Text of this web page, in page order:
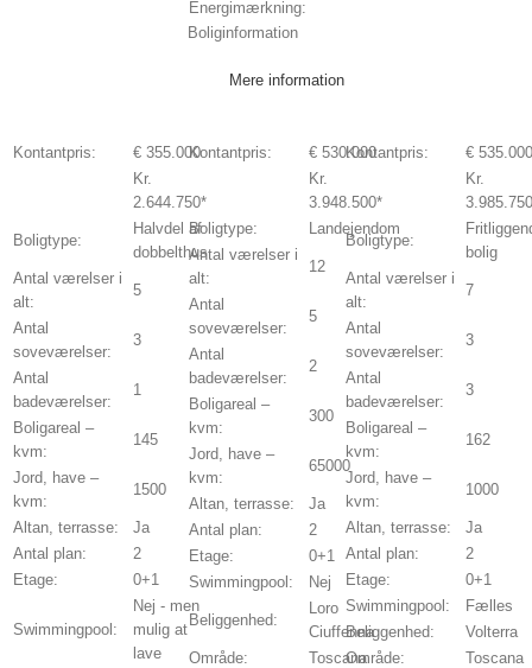
Energimærkning:
Boliginformation
Mere information
Kontantpris:
€ 355.000
Kr.
2.644.750*
Boligtype:
Halvdel af
dobbelthus
Antal værelser i
alt:
5
Antal
soveværelser:
3
Antal
badeværelser:
1
Boligareal –
kvm:
145
Jord, have –
kvm:
1500
Altan, terrasse:
Ja
Antal plan:
2
Etage:
0+1
Swimmingpool:
Nej - men
mulig at
lave
Kontantpris:
€ 530.000
Kr.
3.948.500*
Boligtype:
Landejendom
Antal værelser i
alt:
12
Antal
soveværelser:
5
Antal
badeværelser:
2
Boligareal –
kvm:
300
Jord, have –
kvm:
65000
Altan, terrasse:
Ja
Antal plan:
2
Etage:
0+1
Swimmingpool:
Nej
Beliggenhed:
Loro
Ciuffenna
Område:
Toscana
Kontantpris:
€ 535.000
Kr.
Boligtype:
bolig
Antal værelser i
alt:
7
Antal
soveværelser:
3
Antal
badeværelser:
3
Boligareal –
kvm:
162
Jord, have –
kvm:
1000
Altan, terrasse:
Ja
Antal plan:
2
Etage:
0+1
Swimmingpool:
Fælles
Beliggenhed:
Volterra
Område:
Toscana